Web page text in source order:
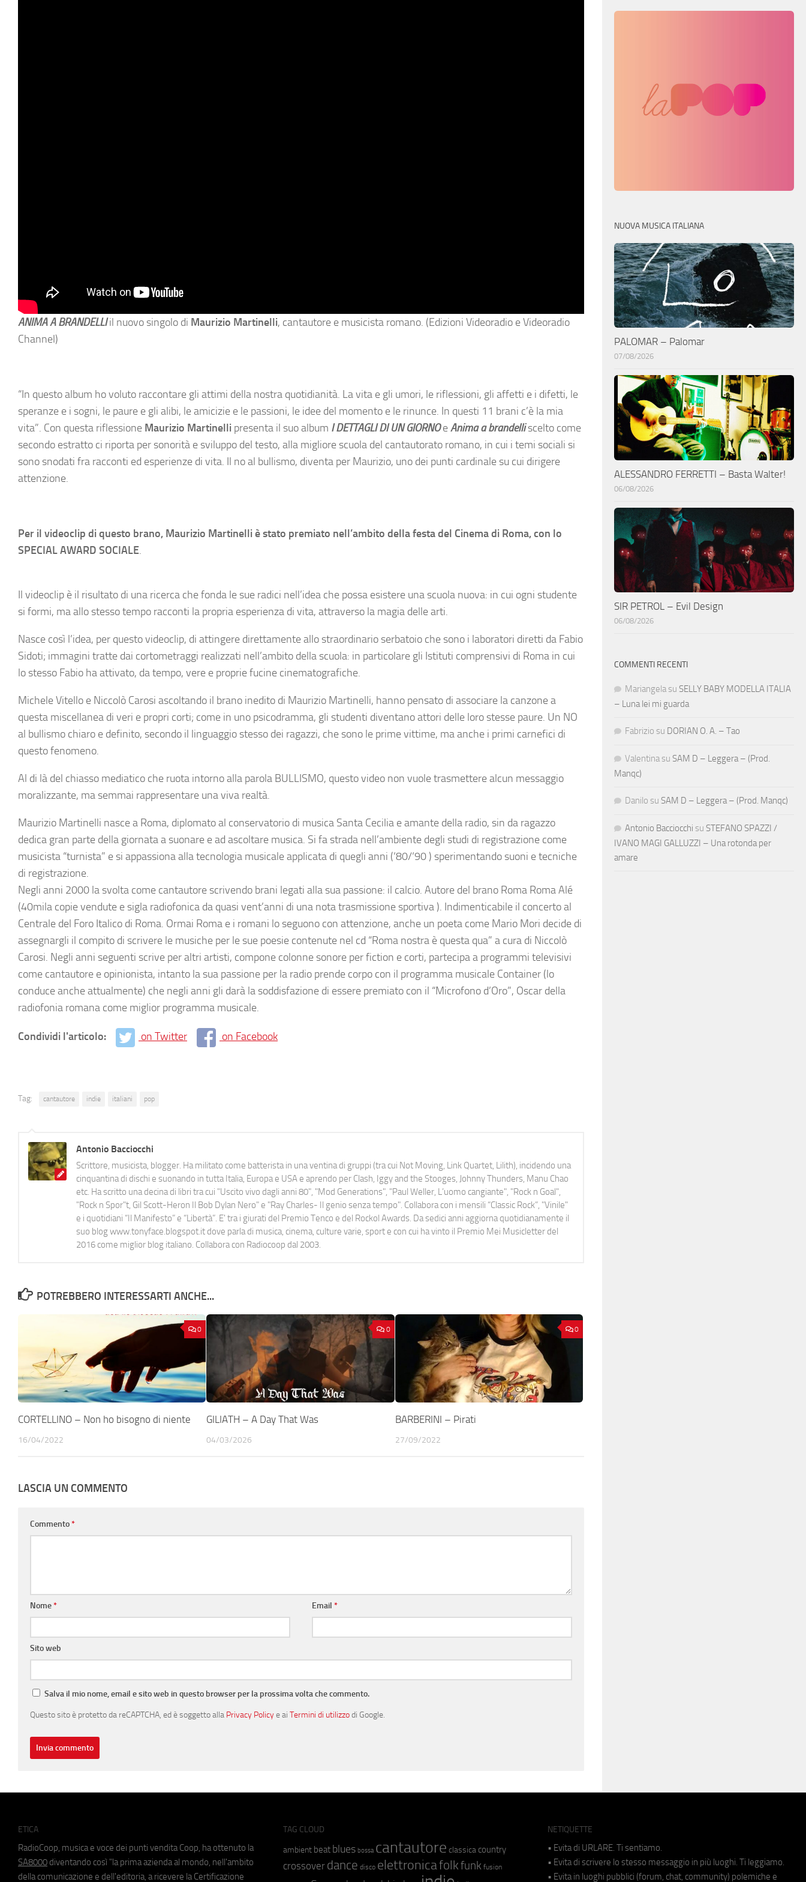
ANIMA A BRANDELLIil nuovo singolo di Maurizio Martinelli, cantautore e musicista romano. (Edizioni Videoradio e Videoradio
Channel)
“In questo album ho voluto raccontare gli attimi della nostra quotidianità. La vita e gli umori, le riflessioni, gli affetti e i difetti, le
speranze e i sogni, le paure e gli alibi, le amicizie e le passioni, le idee del momento e le rinunce. In questi 11 brani c’è la mia
vita”. Con questa riflessione Maurizio Martinelli presenta il suo album I DETTAGLI DI UN GIORNOeAnima a brandelliscelto come
secondo estratto ci riporta per sonorità e sviluppo del testo, alla migliore scuola del cantautorato romano, in cui i temi sociali si
sono snodati fra racconti ed esperienze di vita. Il no al bullismo, diventa per Maurizio, uno dei punti cardinale su cui dirigere
attenzione.
Per il videoclip di questo brano, Maurizio Martinelli è stato premiato nell’ambito della festa del Cinema di Roma, con lo
SPECIAL AWARD SOCIALE.
Il videoclip è il risultato di una ricerca che fonda le sue radici nell’idea che possa esistere una scuola nuova: in cui ogni studente
si formi, ma allo stesso tempo racconti la propria esperienza di vita, attraverso la magia delle arti.
Nasce così l’idea, per questo videoclip, di attingere direttamente allo straordinario serbatoio che sono i laboratori diretti da Fabio
Sidoti; immagini tratte dai cortometraggi realizzati nell’ambito della scuola: in particolare gli Istituti comprensivi di Roma in cui
lo stesso Fabio ha attivato, da tempo, vere e proprie fucine cinematografiche.
Michele Vitello e Niccolò Carosi ascoltando il brano inedito di Maurizio Martinelli, hanno pensato di associare la canzone a
questa miscellanea di veri e propri corti; come in uno psicodramma, gli studenti diventano attori delle loro stesse paure. Un NO
al bullismo chiaro e definito, secondo il linguaggio stesso dei ragazzi, che sono le prime vittime, ma anche i primi carnefici di
questo fenomeno.
Al di là del chiasso mediatico che ruota intorno alla parola BULLISMO, questo video non vuole trasmettere alcun messaggio
moralizzante, ma semmai rappresentare una viva realtà.
Maurizio Martinelli nasce a Roma, diplomato al conservatorio di musica Santa Cecilia e amante della radio, sin da ragazzo
dedica gran parte della giornata a suonare e ad ascoltare musica. Si fa strada nell’ambiente degli studi di registrazione come
musicista “turnista” e si appassiona alla tecnologia musicale applicata di quegli anni (‘80/‘90 ) sperimentando suoni e tecniche
di registrazione.
Negli anni 2000 la svolta come cantautore scrivendo brani legati alla sua passione: il calcio. Autore del brano Roma Roma Alé
(40mila copie vendute e sigla radiofonica da quasi vent’anni di una nota trasmissione sportiva ). Indimenticabile il concerto al
Centrale del Foro Italico di Roma. Ormai Roma e i romani lo seguono con attenzione, anche un poeta come Mario Mori decide di
assegnargli il compito di scrivere le musiche per le sue poesie contenute nel cd “Roma nostra è questa qua” a cura di Niccolò
Carosi. Negli anni seguenti scrive per altri artisti, compone colonne sonore per fiction e corti, partecipa a programmi televisivi
come cantautore e opinionista, intanto la sua passione per la radio prende corpo con il programma musicale Container (lo
conduce anche attualmente) che negli anni gli darà la soddisfazione di essere premiato con il “Microfono d’Oro”, Oscar della
radiofonia romana come miglior programma musicale.
Condividi l'articolo: on Twitter on Facebook
Tag: cantautore indie italiani pop
Antonio Bacciocchi
Scrittore, musicista, blogger. Ha militato come batterista in una ventina di gruppi (tra cui Not Moving, Link Quartet, Lilith), incidendo una
cinquantina di dischi e suonando in tutta Italia, Europa e USA e aprendo per Clash, Iggy and the Stooges, Johnny Thunders, Manu Chao
etc. Ha scritto una decina di libri tra cui "Uscito vivo dagli anni 80", "Mod Generations", "Paul Weller, L’uomo cangiante", "Rock n Goal",
"Rock n Spor"t, Gil Scott-Heron Il Bob Dylan Nero" e "Ray Charles- Il genio senza tempo". Collabora con i mensili “Classic Rock”, "Vinile"
e i quotidiani “Il Manifesto” e “Libertà”. E' tra i giurati del Premio Tenco e del Rockol Awards. Da sedici anni aggiorna quotidianamente il
suo blog www.tonyface.blogspot.it dove parla di musica, cinema, culture varie, sport e con cui ha vinto il Premio Mei Musicletter del
2016 come miglior blog italiano. Collabora con Radiocoop dal 2003.
POTREBBERO INTERESSARTI ANCHE...
0
CORTELLINO – Non ho bisogno di niente
16/04/2022
0
GILIATH – A Day That Was
04/03/2026
0
BARBERINI – Pirati
27/09/2022
LASCIA UN COMMENTO
Commento*
Nome* Email*
Sito web
Salva il mio nome, email e sito web in questo browser per la prossima volta che commento.
Questo sito è protetto da reCAPTCHA, ed è soggetto alla Privacy Policye ai Termini di utilizzodi Google.
NUOVA MUSICA ITALIANA
PALOMAR – Palomar
07/08/2026
ALESSANDRO FERRETTI – Basta Walter!
06/08/2026
SIR PETROL – Evil Design
06/08/2026
COMMENTI RECENTI
Mariangela su SELLY BABY MODELLA ITALIA
– Luna lei mi guarda
Fabrizio su DORIAN O. A. – Tao
Valentina su SAM D – Leggera – (Prod.
Manqc)
Danilo su SAM D – Leggera – (Prod. Manqc)
Antonio Bacciocchi su STEFANO SPAZZI /
IVANO MAGI GALLUZZI – Una rotonda per
amare
ETICA
RadioCoop, musica e voce dei punti vendita Coop, ha ottenuto la
SA8000 diventando così "la prima azienda al mondo, nell'ambito
della comunicazione e dell'editoria, a ricevere la Certificazione
TAG CLOUD
ambient beat blues bossa cantautore classica country
crossover dance disco elettronicafolkfunk fusion
NETIQUETTE
• Evita di URLARE. Ti sentiamo.
• Evita di scrivere lo stesso messaggio in più luoghi. Ti leggiamo.
• Evita in luoghi pubblici (forum, chat, community) polemiche e